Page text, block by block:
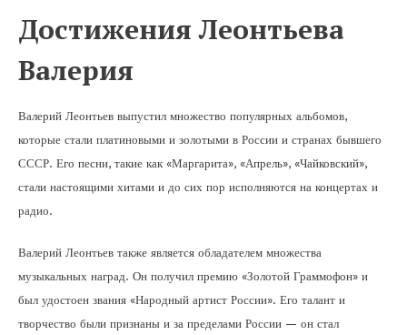
Достижения Леонтьева
Валерия
Валерий Леонтьев выпустил множество популярных альбомов,
которые стали платиновыми и золотыми в России и странах бывшего
СССР. Его песни, такие как «Маргарита», «Апрель», «Чайковский»,
стали настоящими хитами и до сих пор исполняются на концертах и
радио.
Валерий Леонтьев также является обладателем множества
музыкальных наград. Он получил премию «Золотой Граммофон» и
был удостоен звания «Народный артист России». Его талант и
творчество были признаны и за пределами России — он стал